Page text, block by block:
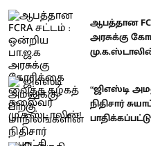
ஆபத்தான
அரசுக்கு
“ஜிஎஸ்டி
நிதிசார்